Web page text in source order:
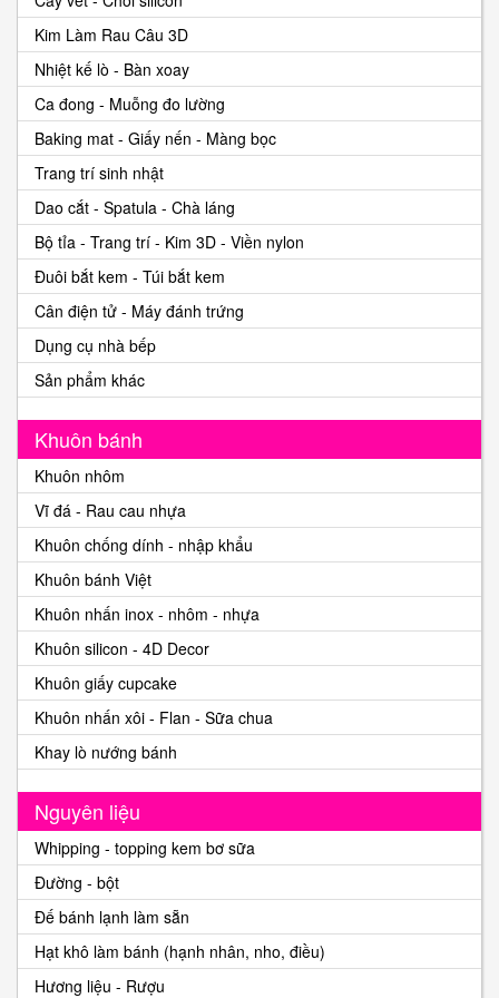
Kim Làm Rau Câu 3D
Nhiệt kế lò - Bàn xoay
Ca đong - Muỗng đo lường
Baking mat - Giấy nến - Màng bọc
Trang trí sinh nhật
Dao cắt - Spatula - Chà láng
Bộ tỉa - Trang trí - Kim 3D - Viền nylon
Đuôi bắt kem - Túi bắt kem
Cân điện tử - Máy đánh trứng
Dụng cụ nhà bếp
Sản phẩm khác
Khuôn bánh
Khuôn nhôm
Vĩ đá - Rau cau nhựa
Khuôn chống dính - nhập khẩu
Khuôn bánh Việt
Khuôn nhấn inox - nhôm - nhựa
Khuôn silicon - 4D Decor
Khuôn giấy cupcake
Khuôn nhấn xôi - Flan - Sữa chua
Khay lò nướng bánh
Nguyên liệu
Whipping - topping kem bơ sữa
Đường - bột
Đế bánh lạnh làm sẵn
Hạt khô làm bánh (hạnh nhân, nho, điều)
Hương liệu - Rượu